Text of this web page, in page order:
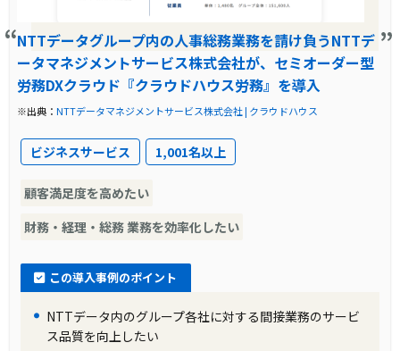
伴走支援付きのセミオーダー型システムで、各
業務に合った柔軟なワークフロー設計を可能に
した。
製品の導入により改善した業務
入社・退社手続きや身上変更を含む全社的なワ
実現。
NTTデータグループ内の人事総務業務を請け負うNTTデ
ータマネジメントサービス株式会社が、セミオーダー型
労務DXクラウド『クラウドハウス労務』を導入
※出典：NTTデータマネジメントサービス株式会社 | クラウドハウス
ビジネスサービス 1,001名以上
顧客満足度を高めたい
財務・経理・総務 業務を効率化したい
この導入事例のポイント
NTTデータ内のグループ各社に対する間接業務のサービ
ス品質を向上したい